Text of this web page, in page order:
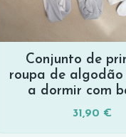
Conjunto de
roupa de algodão
a dormir com
31,90 €